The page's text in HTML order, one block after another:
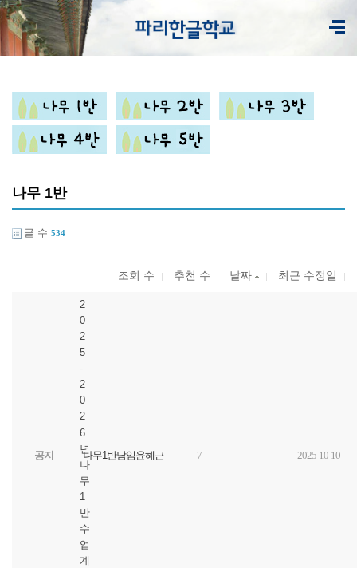
나무 1반
글 수 534
조회 수 추천 수 날짜 최근 수정일
공지
2
0
2
5
-
2
0
2
6
년
나
무
1
반
수
업
계
나무1반담임윤혜근 7 2025-10-10